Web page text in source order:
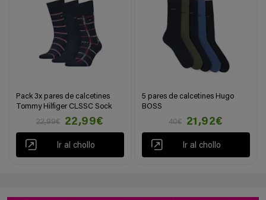
Pack 3x pares de calcetines
Tommy Hilfiger CLSSC Sock
22,99€
22,99€
Ir al chollo
5 pares de calcetines Hugo
BOSS
40€
21,92€
Ir al chollo